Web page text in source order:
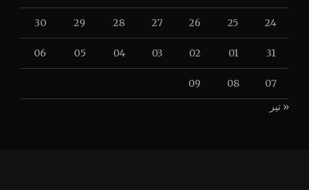
24
25
26
27
28
29
30
31
01
02
03
04
05
06
07
08
09
« تیر